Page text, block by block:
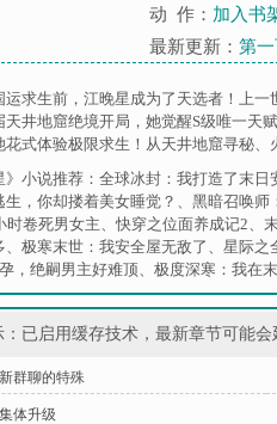
动 作： 加入书
最新更新： 第
求生前，江晚星成为了天选者！上
井地窟绝境开局，她觉醒S级唯一天
式体验极限求生！从天井地窟寻秘、
小说推荐： 全球冰封：我打造了末日
，你却搂着美女睡觉？ 、 黑暗召唤师
时卷死男女主、快穿之位面养成记2、
、 极寒末世：我安全屋无敌了 、 星际之
，绝嗣男主好难顶、 极度深寒：我在
已启用缓存技术，最新章节可能
群聊的特殊
体升级